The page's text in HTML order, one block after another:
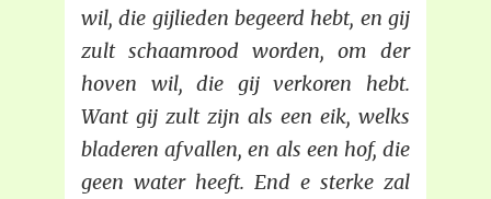
wil, die gijlieden begeerd hebt, en gij
zult schaamrood worden, om der
hoven wil, die gij verkoren hebt.
Want gij zult zijn als een eik, welks
bladeren afvallen, en als een hof, die
geen water heeft. End e sterke zal